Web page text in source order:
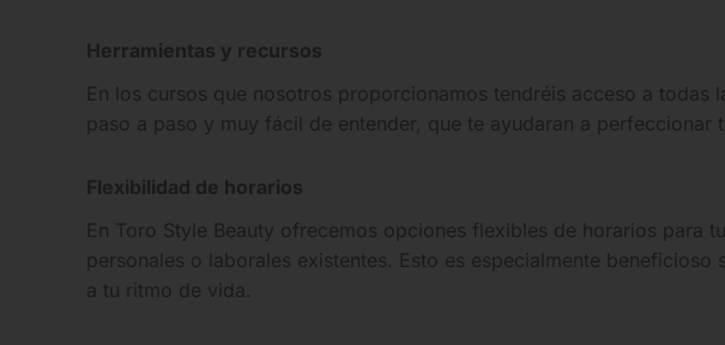
Herramientas y recursos
En los cursos que nosotros proporcionamos tendréis acceso a
paso a paso y muy fácil de entender, que te ayudaran a perfeccionar
Flexibilidad de horarios
En Toro Style Beauty ofrecemos opciones flexibles de horarios para
personales o laborales existentes. Esto es especialmente
a tu ritmo de vida.